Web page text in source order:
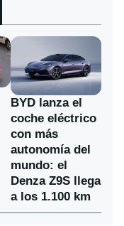
BYD lanza el
coche eléctrico
con más
autonomía del
mundo: el
Denza Z9S llega
a los 1.100 km